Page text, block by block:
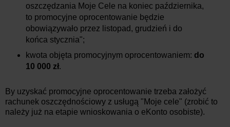
oszczędzania Moje Cele na koniec października,
to promocyjne oprocentowanie będzie
obowiązywało przez listopad, grudzień i do
końca stycznia";
kwota objęta promocyjnym oprocentowaniem: do
10 000 zł.
By uzyskać promocyjne oprocentowanie trzeba założyć
rachunek oszczędnościowy z usługą "Moje cele" (zrobić to
należy już na etapie wnioskowania o eKonto osobiste).